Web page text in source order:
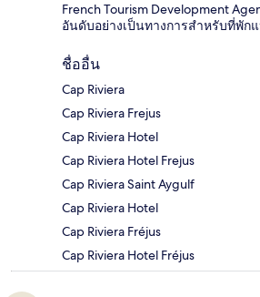
French Tourism Development
อันดับอย่างเป็นทางการสำหรับที่พัก
ชื่ออื่น
Cap Riviera
Cap Riviera Frejus
Cap Riviera Hotel
Cap Riviera Hotel Frejus
Cap Riviera Saint Aygulf
Cap Riviera Hotel
Cap Riviera Fréjus
Cap Riviera Hotel Fréjus